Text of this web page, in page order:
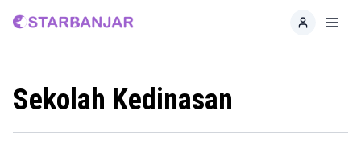
Home
Sekolah Kedinasan